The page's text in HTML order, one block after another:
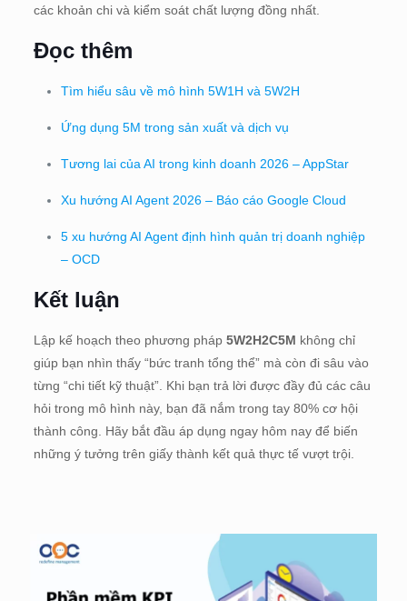
các khoản chi và kiểm soát chất lượng đồng nhất.
Đọc thêm
Tìm hiểu sâu về mô hình 5W1H và 5W2H
Ứng dụng 5M trong sản xuất và dịch vụ
Tương lai của AI trong kinh doanh 2026 – AppStar
Xu hướng AI Agent 2026 – Báo cáo Google Cloud
5 xu hướng AI Agent định hình quản trị doanh nghiệp
– OCD
Kết luận
Lập kế hoạch theo phương pháp 5W2H2C5M không chỉ
giúp bạn nhìn thấy “bức tranh tổng thể” mà còn đi sâu vào
từng “chi tiết kỹ thuật”. Khi bạn trả lời được đầy đủ các câu
hỏi trong mô hình này, bạn đã nắm trong tay 80% cơ hội
thành công. Hãy bắt đầu áp dụng ngay hôm nay để biến
những ý tưởng trên giấy thành kết quả thực tế vượt trội.